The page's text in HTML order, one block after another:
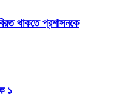
থাকতে প্রশাসনকে
১